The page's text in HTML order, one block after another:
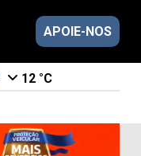
APOIE-NOS
12 °C